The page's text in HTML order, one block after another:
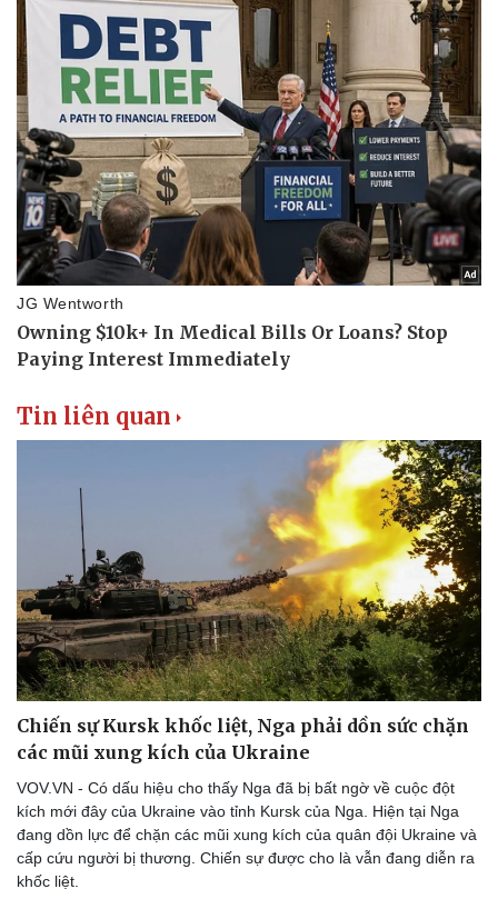
Tin liên quan
Chiến sự Kursk khốc liệt, Nga phải dồn sức chặn
các mũi xung kích của Ukraine
VOV.VN - Có dấu hiệu cho thấy Nga đã bị bất ngờ về cuộc đột
kích mới đây của Ukraine vào tỉnh Kursk của Nga. Hiện tại Nga
đang dồn lực để chặn các mũi xung kích của quân đội Ukraine và
cấp cứu người bị thương. Chiến sự được cho là vẫn đang diễn ra
khốc liệt.